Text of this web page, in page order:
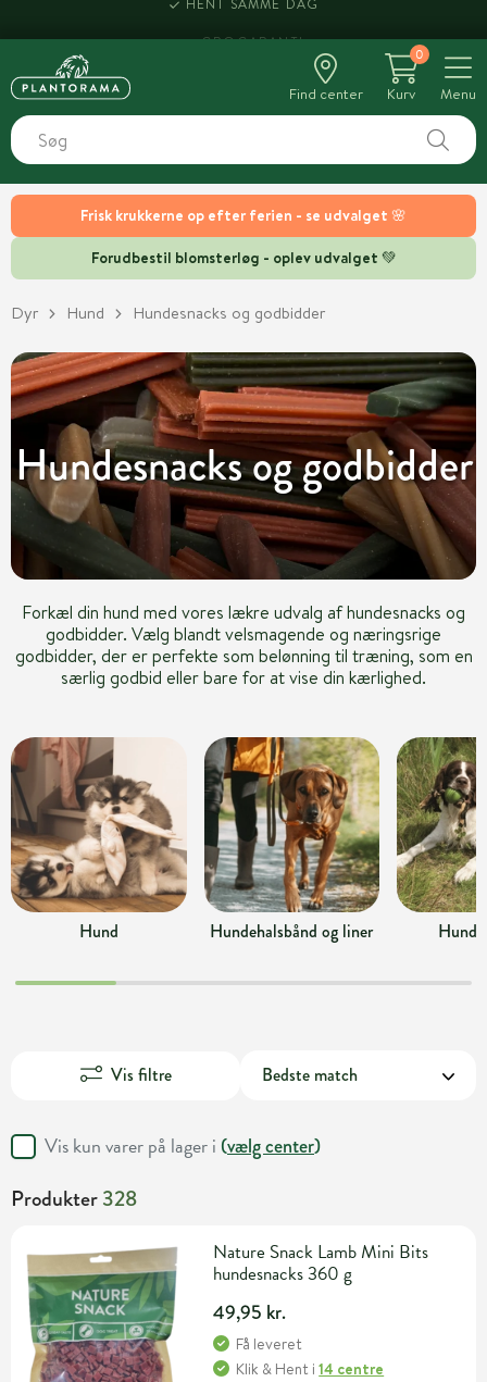
Frisk krukkerne op efter ferien - se udvalget 🌸
Forudbestil blomsterløg - oplev udvalget 💚
Find center
0
Kurv
Menu
Dyr Hund Hundesnacks og godbidder
Hundesnacks og godbidder
Forkæl din hund med vores lækre udvalg af hundesnacks og
godbidder. Vælg blandt velsmagende og næringsrige
godbidder, der er perfekte som belønning til træning, som en
særlig godbid eller bare for at vise din kærlighed.
Hund Hundehalsbånd og liner
Vis filtre
Vis kun varer på lager i (vælg center)
Produkter328
Nature Snack Lamb Mini Bits
hundesnacks 360 g
49,95 kr.
Få leveret
Klik & Hent i14 centre